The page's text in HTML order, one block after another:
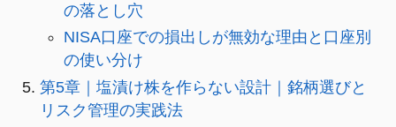
の落とし穴
NISA口座での損出しが無効な理由と口座別
の使い分け
第5章｜塩漬け株を作らない設計｜銘柄選びと
リスク管理の実践法